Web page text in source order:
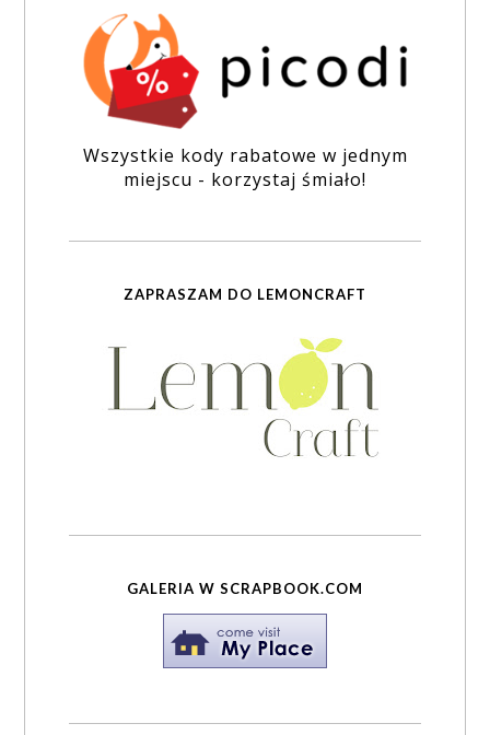
Wszystkie kody rabatowe w jednym
miejscu - korzystaj śmiało!
ZAPRASZAM DO LEMONCRAFT
GALERIA W SCRAPBOOK.COM